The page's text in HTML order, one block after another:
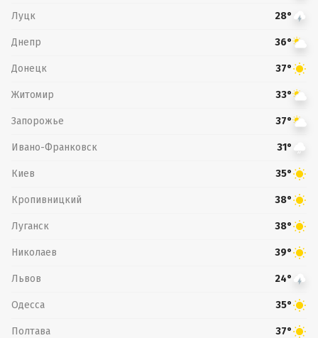
Луцк 28°
Днепр 36°
Донецк 37°
Житомир 33°
Запорожье 37°
Ивано-Франковск 31°
Киев 35°
Кропивницкий 38°
Луганск 38°
Николаев 39°
Львов 24°
Одесса 35°
Полтава 37°